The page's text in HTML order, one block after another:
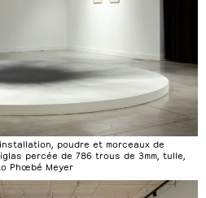
poudre et morceaux de
percée de 786 trous de 3mm, tulle,
Phœbé Meyer